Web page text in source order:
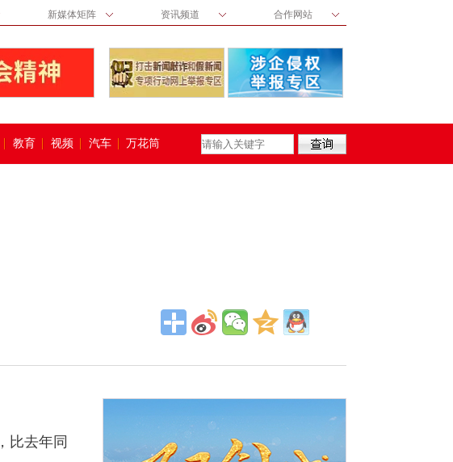
新媒体矩阵 资讯频道 合作网站
教育 视频 汽车 万花筒
比去年同